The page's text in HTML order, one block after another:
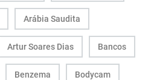
Arábia Saudita
Artur Soares Dias Bancos
Benzema Bodycam